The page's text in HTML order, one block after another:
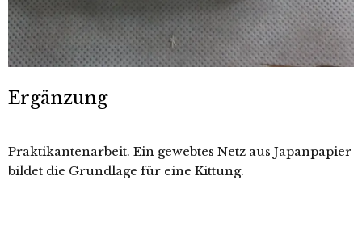
Ergänzung
Praktikantenarbeit. Ein gewebtes Netz aus Japanpapier
bildet die Grundlage für eine Kittung.